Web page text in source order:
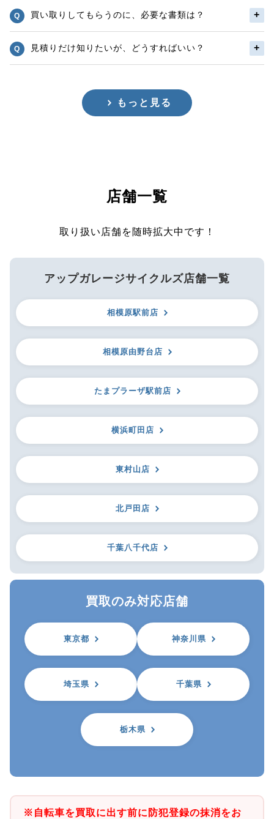
買い取りしてもらうのに、必要な書類は？
見積りだけ知りたいが、どうすればいい？
もっと見る
店舗一覧
取り扱い店舗を随時拡大中です！
アップガレージサイクルズ店舗一覧
相模原駅前店
相模原由野台店
たまプラーザ駅前店
横浜町田店
東村山店
北戸田店
千葉八千代店
買取のみ対応店舗
東京都 神奈川県
埼玉県 千葉県
栃木県
※自転車を買取に出す前に防犯登録の抹消をお